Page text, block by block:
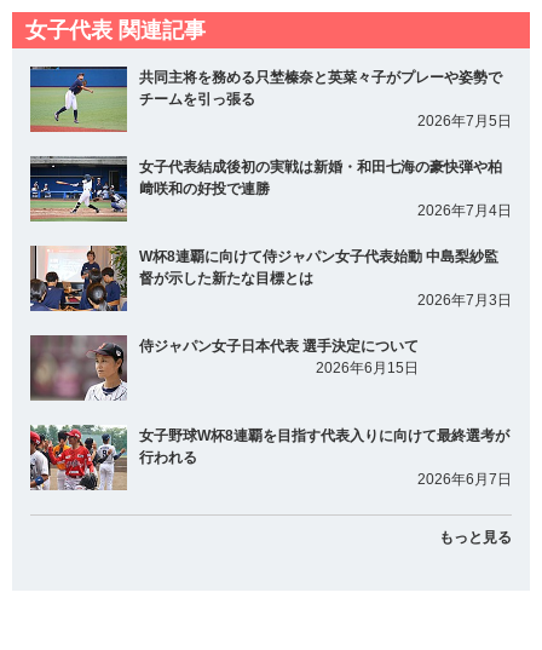
女子代表 関連記事
共同主将を務める只埜榛奈と英菜々子がプレーや姿勢で
チームを引っ張る
2026年7月5日
女子代表結成後初の実戦は新婚・和田七海の豪快弾や柏
﨑咲和の好投で連勝
2026年7月4日
W杯8連覇に向けて侍ジャパン女子代表始動 中島梨紗監
督が示した新たな目標とは
2026年7月3日
侍ジャパン女子日本代表 選手決定について
2026年6月15日
女子野球W杯8連覇を目指す代表入りに向けて最終選考が
行われる
2026年6月7日
もっと見る